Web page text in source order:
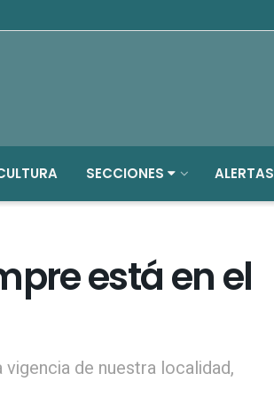
SECCIONES ALERTAS
está en el
de nuestra localidad,